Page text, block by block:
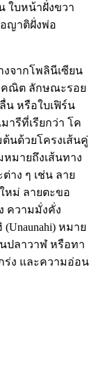
ใบหน้าฝั่งขวา
อญาติฝั่งพ่อ
ากโพลินีเซียน
คณิต ลักษณะรอย
น หรือใบเฟิร์น
ารีที่เรียกว่า โค
ต้นด้วยโครงเส้นคู่
หมายถึงเส้นทาง
าง ๆ เช่น ลาย
หม่ ลายตะขอ
ความมั่งคั่ง
หมาย
ปลาวาฬ หรือทา
กร่ง และความอ่อน